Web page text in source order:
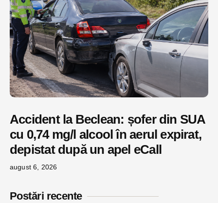
Accident la Beclean: șofer din SUA
cu 0,74 mg/l alcool în aerul expirat,
depistat după un apel eCall
august 6, 2026
Postări recente